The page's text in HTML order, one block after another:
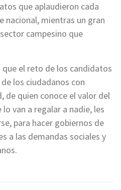
que aplaudieron cada
nacional, mientras un gran
campesino que
que el reto de los candidatos
los ciudadanos con
de quien conoce el valor del
van a regalar a nadie, les
para hacer gobiernos de
a las demandas sociales y